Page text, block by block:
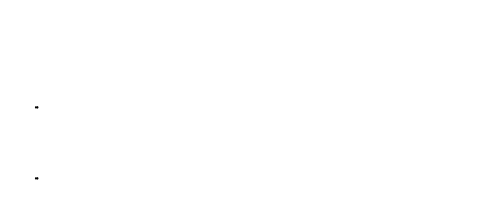
・
・